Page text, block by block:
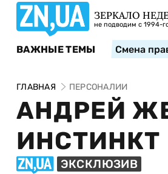
ЗЕРКАЛО
не подводим с 1994-
ВАЖНЫЕ ТЕМЫ Смена
ГЛАВНАЯ ПЕРСОНАЛИИ
АНДРЕЙ
ИНСТИНКТ
ЭКСКЛЮЗИВ